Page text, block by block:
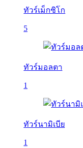
ทัวร์เม็กซิโก
5
ทัวร์มอลตา
1
ทัวร์นามิเบีย
1